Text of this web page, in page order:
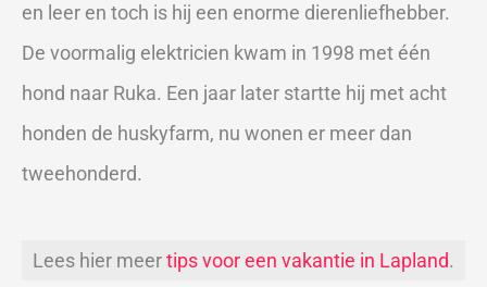
en leer en toch is hij een enorme dierenliefhebber.
De voormalig elektricien kwam in 1998 met één
hond naar Ruka. Een jaar later startte hij met acht
honden de huskyfarm, nu wonen er meer dan
tweehonderd.
Lees hier meertips voor een vakantie in Lapland.